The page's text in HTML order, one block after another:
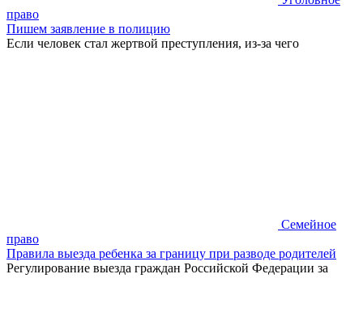
право
Пишем заявление в полицию
Если человек стал жертвой преступления, из-за чего
Семейное
право
Правила выезда ребенка за границу при разводе родителей
Регулирование выезда граждан Российской Федерации за